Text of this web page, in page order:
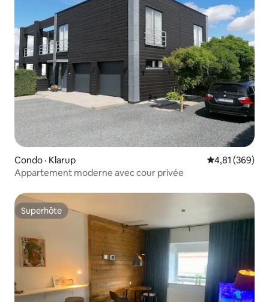
Condo · Klarup Note
4,81 (369)
Appartement moderne avec cour privée
Superhôte
Superhôte